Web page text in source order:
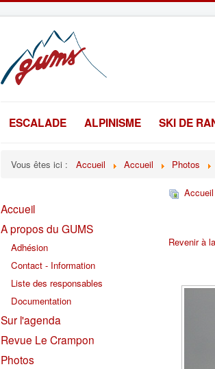
ESCALADE ALPINISME SKI DE
Vous êtes ici : Accueil Accueil Photos
Accueil
A propos du GUMS
Adhésion
Contact - Information
Liste des responsables
Documentation
Sur l'agenda
Revue Le Crampon
Photos
Accueil
Revenir à